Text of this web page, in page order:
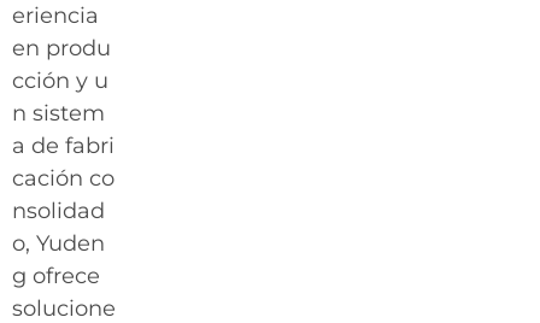
eriencia
en produ
cción y u
n sistem
a de fabri
cación co
nsolidad
o, Yuden
g ofrece
solucione